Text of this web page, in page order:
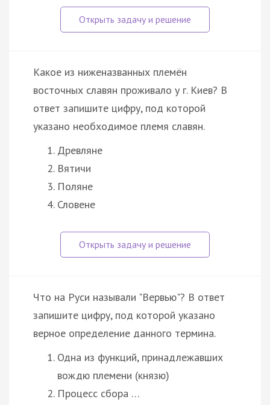
Какое из ниженазванных племён
восточных славян проживало у г. Киев? В
ответ запишите цифру, под которой
указано необходимое племя славян.
Древляне
Вятичи
Поляне
Словене
Что на Руси называли "Вервью"? В ответ
запишите цифру, под которой указано
верное определение данного термина.
Одна из функций, принадлежавших
вождю племени (князю)
Процесс сбора …